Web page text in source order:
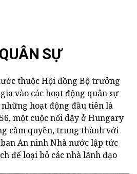
SỰ
thuộc Hội đồng Bộ trưởng
vào các hoạt động quân sự
hoạt động đầu tiên là
một cuộc nổi dậy ở Hungary
cầm quyền, trung thành với
An ninh Nhà nước lập tức
để loại bỏ các nhà lãnh đạo